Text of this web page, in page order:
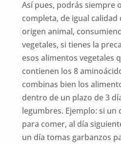
Así pues, podrás siempre
completa, de igual
origen animal,
vegetales, si tienes la
esos alimentos vegetales
contienen los 8
combinas bien los
dentro de un plazo de 3
legumbres. Ejemplo: si un
para comer, al día
un día tomas garbanzos